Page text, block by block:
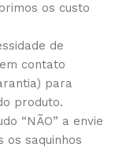
os custo
de
contato
para
produto.
“NÃO” a envie
os saquinhos